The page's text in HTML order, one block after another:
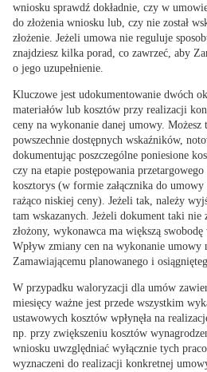
wniosku sprawdź dokładnie, czy w
do złożenia wniosku lub, czy nie został
złożenie. Jeżeli umowa nie reguluje
znajdziesz kilka porad, co zawrzeć, aby
o jego uzupełnienie.
Kluczowe jest udokumentowanie dwóch
materiałów lub kosztów przy realizacji
ceny na wykonanie danej umowy. Możesz
powszechnie dostępnych wskaźników,
dokumentując poszczególne poniesione
czy na etapie postępowania
kosztorys (w formie załącznika do
rażąco niskiej ceny). Jeżeli tak, należy
tam wskazanych. Jeżeli dokument taki nie
złożony, wykonawca ma większą
Wpływ zmiany cen na wykonanie umowy
Zamawiającemu planowanego i
W przypadku waloryzacji dla umów
miesięcy ważne jest przede wszystkim
ustawowych kosztów wpłynęła na
np. przy zwiększeniu kosztów
wniosku uwzględniać wyłącznie tych
wyznaczeni do realizacji konkretnej